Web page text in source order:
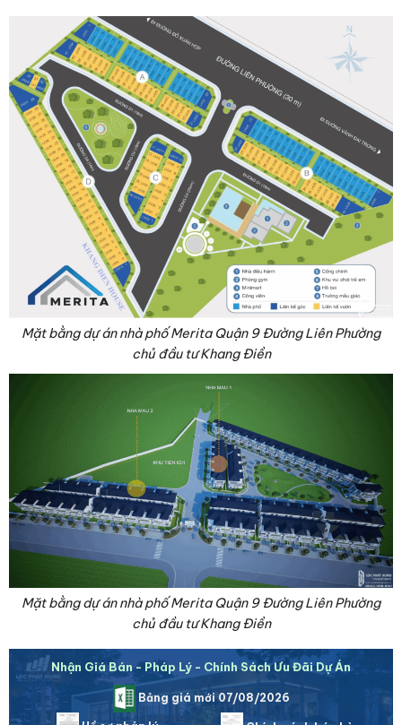
Mặt bằng dự án nhà phố Merita Quận 9 Đường Liên Phường
chủ đầu tư Khang Điền
Mặt bằng dự án nhà phố Merita Quận 9 Đường Liên Phường
chủ đầu tư Khang Điền
Nhận Giá Bán - Pháp Lý - Chính Sách Ưu Đãi Dự Án
Bảng giá mới 07/08/2026